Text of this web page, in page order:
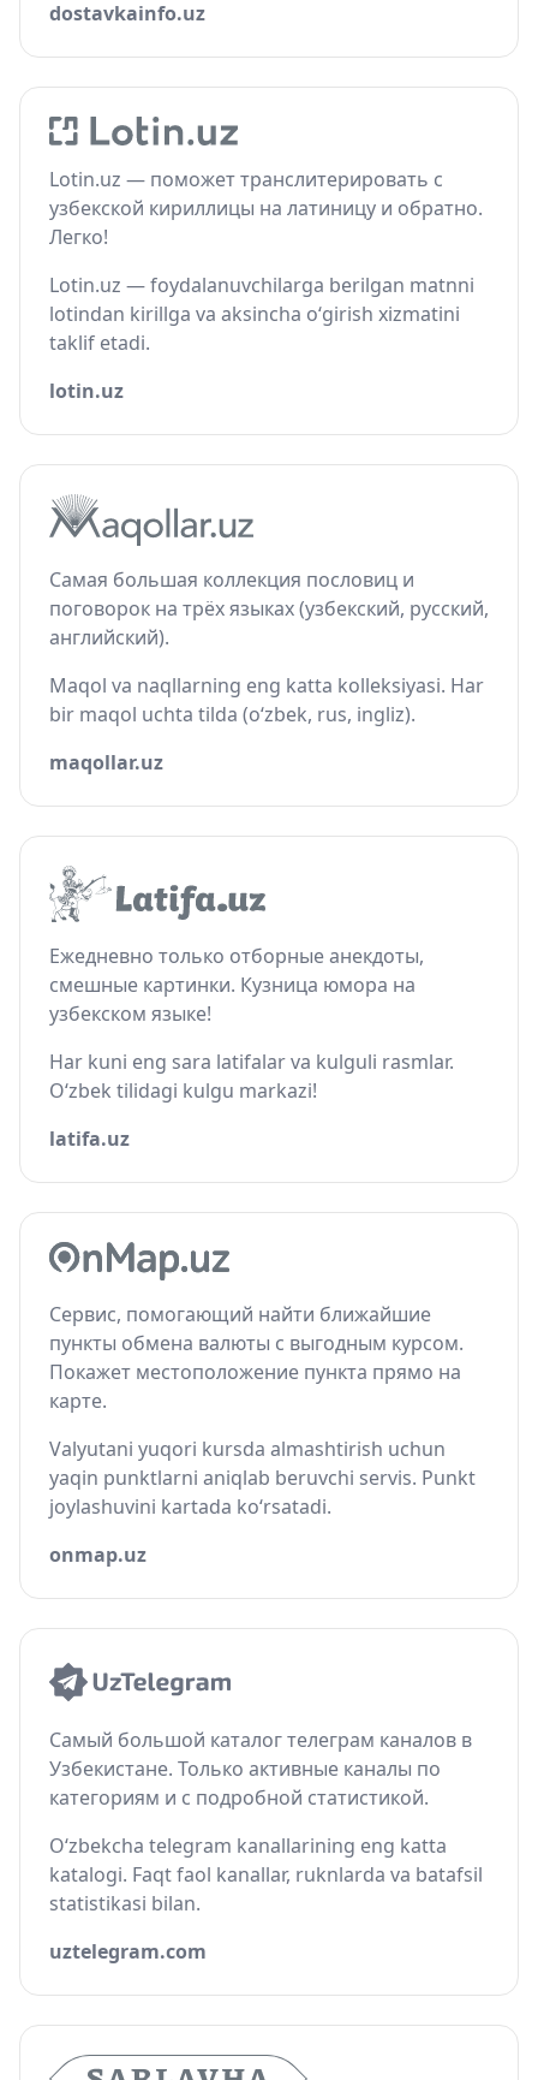
dostavkainfo.uz
Lotin.uz — поможет транслитерировать с
узбекской кириллицы на латиницу и обратно.
Легко!
Lotin.uz — foydalanuvchilarga berilgan matnni
lotindan kirillga va aksincha o‘girish xizmatini
taklif etadi.
lotin.uz
Самая большая коллекция пословиц и
поговорок на трёх языках (узбекский, русский,
английский).
Maqol va naqllarning eng katta kolleksiyasi. Har
bir maqol uchta tilda (o‘zbek, rus, ingliz).
maqollar.uz
Ежедневно только отборные анекдоты,
смешные картинки. Кузница юмора на
узбекском языке!
Har kuni eng sara latifalar va kulguli rasmlar.
O‘zbek tilidagi kulgu markazi!
latifa.uz
Сервис, помогающий найти ближайшие
пункты обмена валюты с выгодным курсом.
Покажет местоположение пункта прямо на
карте.
Valyutani yuqori kursda almashtirish uchun
yaqin punktlarni aniqlab beruvchi servis. Punkt
joylashuvini kartada ko‘rsatadi.
onmap.uz
Самый большой каталог телеграм каналов в
Узбекистане. Только активные каналы по
категориям и с подробной статистикой.
O‘zbekcha telegram kanallarining eng katta
katalogi. Faqt faol kanallar, ruknlarda va batafsil
statistikasi bilan.
uztelegram.com